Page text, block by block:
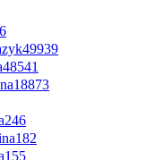
49939
48541
18873
246
182
155